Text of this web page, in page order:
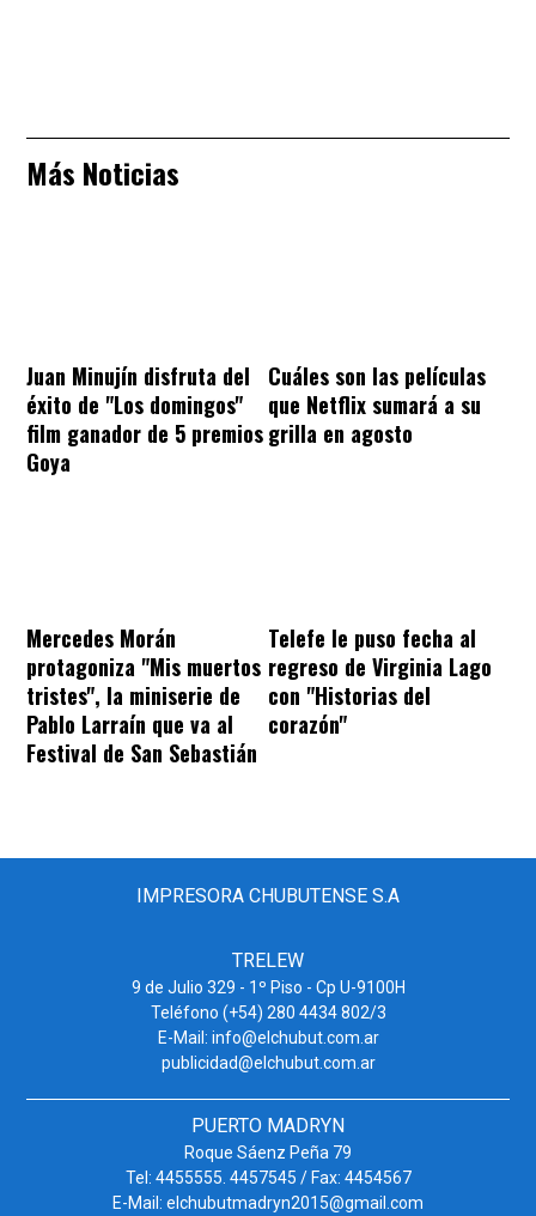
Más Noticias
Juan Minujín disfruta del
éxito de "Los domingos"
film ganador de 5 premios
Goya
Cuáles son las películas
que Netflix sumará a su
grilla en agosto
Mercedes Morán
protagoniza "Mis muertos
tristes", la miniserie de
Pablo Larraín que va al
Festival de San Sebastián
Telefe le puso fecha al
regreso de Virginia Lago
con "Historias del
corazón"
IMPRESORA CHUBUTENSE S.A
TRELEW
9 de Julio 329 - 1º Piso - Cp U-9100H
Teléfono (+54) 280 4434 802/3
E-Mail: info@elchubut.com.ar
publicidad@elchubut.com.ar
PUERTO MADRYN
Roque Sáenz Peña 79
Tel: 4455555. 4457545 / Fax: 4454567
E-Mail: elchubutmadryn2015@gmail.com